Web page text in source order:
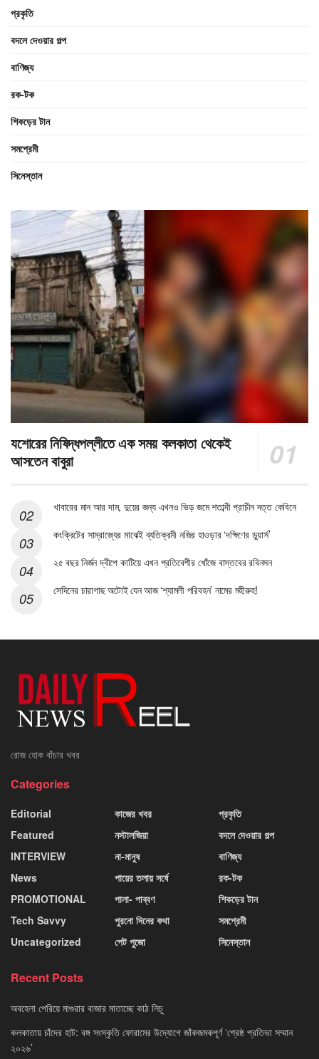
প্রকৃতি
বদলে দেওয়ার গল্প
বাণিজ্য
রক-টক
শিকড়ের টান
সমপ্রেমী
সিনেস্তান
যশোরের নিষিদ্ধপল্লীতে এক সময় কলকাতা থেকেই
আসতেন বাবুরা
খাবারের মান আর দাম, দুয়ের জন্য এখনও ভিড় জমে শতাব্দী প্রাচীন দত্ত কেবিনে
কংক্রিটের সাম্রাজ্যের মাঝেই ব্যতিক্রমী নজির হাওড়ার ‘দক্ষিণের ডুয়ার্স’
২৫ বছর নির্জন দ্বীপে কাটিয়ে এখন প্রতিবেশীর খোঁজে বাস্তবের রবিনসন
সেদিনের চারাগাছ অটোই যেন আজ ‘শ্যামলী পরিবহন’ নামের মহীরুহ!
রোজ হোক বাঁচার খবর
Categories
Editorial
Featured
INTERVIEW
News
PROMOTIONAL
Tech Savvy
Uncategorized
কাজের খবর
নস্টালজিয়া
না-মানুষ
পায়ের তলায় সর্ষে
পালা- পাব্বণ
পুরনো দিনের কথা
পেট পুজো
প্রকৃতি
বদলে দেওয়ার গল্প
বাণিজ্য
রক-টক
শিকড়ের টান
সমপ্রেমী
সিনেস্তান
Recent Posts
অবহেলা পেরিয়ে মাগুরার বাজার মাতাচ্ছে কাঠ লিচু
কলকাতায় চাঁদের হাট: বঙ্গ সংস্কৃতি ফোরামের উদ্যোগে জাঁকজমকপূর্ণ ‘শ্রেষ্ঠ প্রতিভা সম্মান
২০২৬’